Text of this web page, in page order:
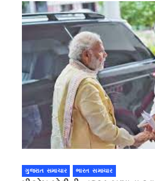
ગુજરાત સમાચાર ભારત સમાચાર